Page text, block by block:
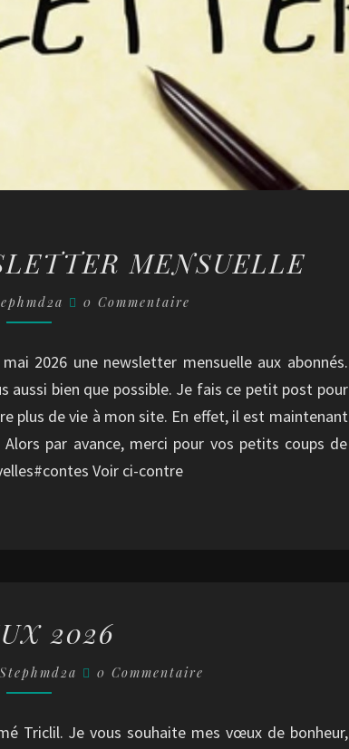
UNE
NEWSLETTER
MENSUELLE
MENSUELLE
Commentaires
0 Commentaire
2026 une newsletter mensuelle aux abonnés.
aussi bien que possible. Je fais ce petit post pour
plus de vie à mon site. En effet, il est maintenant
par avance, merci pour vos petits coups de
Voir ci-contre
20262026
Stephmd2a Commentaires
0 Commentaire
Triclil. Je vous souhaite mes vœux de bonheur,